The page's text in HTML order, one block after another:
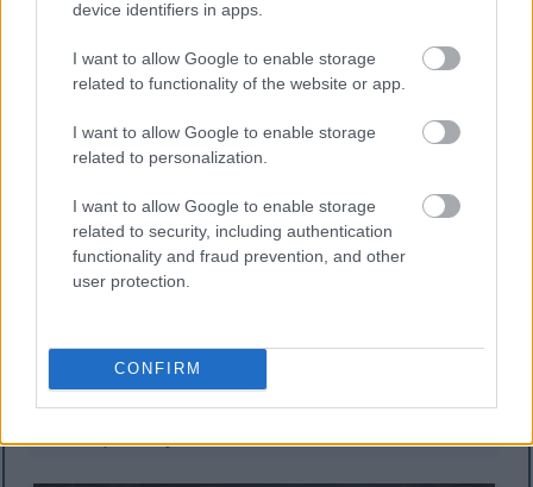
device identifiers in apps.
I want to allow Google to enable storage
related to functionality of the website or app.
I want to allow Google to enable storage
related to personalization.
I want to allow Google to enable storage
related to security, including authentication
functionality and fraud prevention, and other
user protection.
CONFIRM
Semi-makatotohanang pantasyang imahe ng isang
sa isang matayog na troll na bato sa isang kweba na
may ilaw na sulo.
I-click o i-tap ang larawan para sa karagdagang